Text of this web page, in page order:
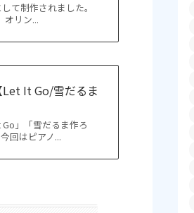
て制作されました。
オリン...
Let It Go/雪だるま
」「雪だるま作ろ
回はピアノ...